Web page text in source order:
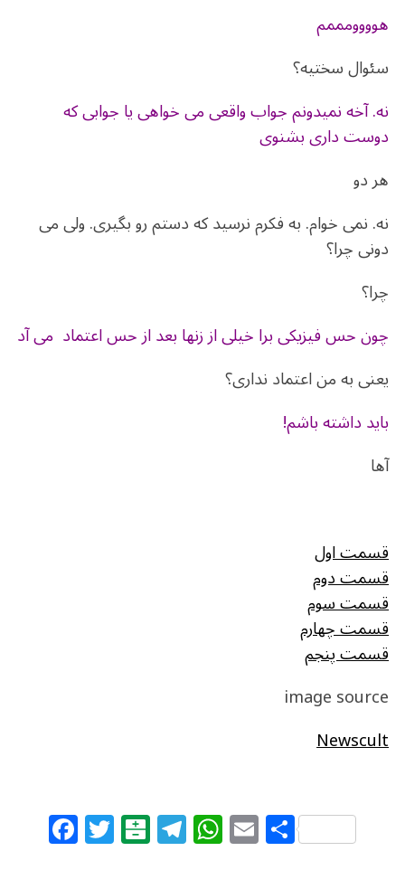
هوووومممم
سئوال سختیه؟
نه. آخه نمیدونم جواب واقعی می خواهی یا جوابی که
دوست داری بشنوی
هر دو
نه. نمی خوام. به فکرم نرسید که دستم رو بگیری. ولی می
دونی چرا؟
چرا؟
چون حس فیزیکی برا خیلی از زنها بعد از حس اعتماد می آد
یعنی به من اعتماد نداری؟
باید داشته باشم!
آها
قسمت اول
قسمت دوم
قسمت سوم
قسمت چهارم
قسمت پنجم
image source
Newscult
F T B T W E S